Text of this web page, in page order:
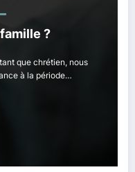
?
que chrétien, nous
à la période…